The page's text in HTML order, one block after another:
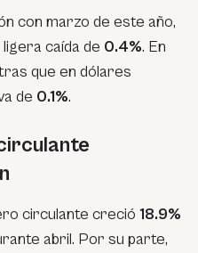
con marzo de este año,
caída de 0.4%. En
que en dólares
de 0.1%.
circulante creció 18.9%
abril. Por su parte,